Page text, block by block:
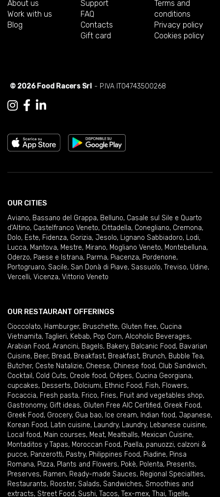
About us
Work with us
Blog
Support
FAQ
Contacts
Gift card
Terms and
conditions
Privacy policy
Cookies policy
© 2026 Food Racers Srl - P.IVA IT04743500268
OUR CITIES
Aviano, Bassano del Grappa, Belluno, Casale sul Sile e Quarto
d'Altino, Castelfranco Veneto, Cittadella, Conegliano, Cremona,
Dolo, Este, Fidenza, Gorizia, Jesolo, Lignano Sabbiadoro, Lodi,
Lucca, Mantova, Mestre, Mirano, Mogliano Veneto, Montebelluna,
Oderzo, Paese e Istrana, Parma, Piacenza, Pordenone,
Portogruaro, Sacile, San Donà di Piave, Sassuolo, Treviso, Udine,
Vercelli, Vicenza, Vittorio Veneto
OUR RESTAURANT OFFERINGS
Cioccolato, Hamburger, Bruschette, Gluten free, Cucina
Vietnamita, Taglieri, Kebab, Pop Corn, Alcoholic Beverages,
Arabian Food, Arancini, Bagels, Bakery, Balcanic Food, Bavarian
Cuisine, Beer, Bread, Breakfast, Breakfast, Brunch, Bubble Tea,
Butcher, Ceste Natalizie, Cheese, Chinese food, Club Sandwich,
Cocktail , Cold Cuts, Creole food, Crêpes, Cucina Georgiana,
cupcakes, Desserts, Dolciumi, Ethnic Food, Fish, Flowers,
Focaccia, Fresh pasta, Frico, Fries, Fruit and vegetables shop,
Gastronomy, Gift ideas, Gluten Free AIC Certified, Greek Food,
Greek Food, Grocery, Gua bao, Ice cream, Indian food, Japanese,
Korean Food, Latin cuisine, Laundry, Laundry, Lebanese cuisine,
Local food, Main courses, Meat, Meatballs, Mexican Cuisine,
Montaditos y Tapas, Moroccan Food, Paella, panuozzi, calzoni &
pucce, Panzerotti, Pastry, Philippines Food, Piadine, Pinsa
Romana, Pizza, Plants and Flowers, Pokè, Polenta, Presents,
Preserves, Ramen, Ready-made Sauces, Regional Specialties,
Restaurants, Rooster, Salads, Sandwiches, Smoothies and
extracts, Street Food, Sushi, Tacos, Tex-mex, Thai, Tigelle,